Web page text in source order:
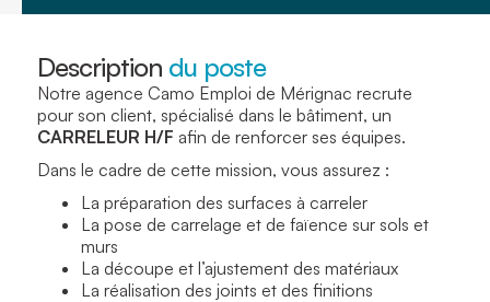
Description du poste
Notre agence Camo Emploi de Mérignac recrute
pour son client, spécialisé dans le bâtiment, un
CARRELEUR H/F afin de renforcer ses équipes.
Dans le cadre de cette mission, vous assurez :
La préparation des surfaces à carreler
La pose de carrelage et de faïence sur sols et
murs
La découpe et l’ajustement des matériaux
La réalisation des joints et des finitions